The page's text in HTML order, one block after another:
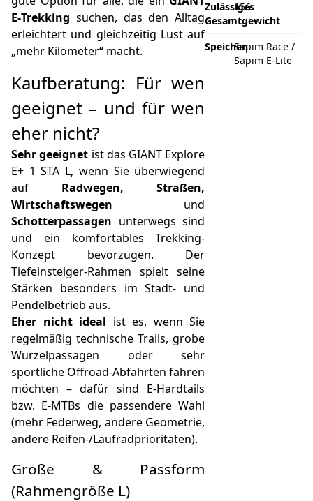
E‑Trekking suchen, das den Alltag
erleichtert und gleichzeitig Lust auf
„mehr Kilometer“ macht.
Kaufberatung: Für wen
geeignet – und für wen
eher nicht?
Sehr geeignet ist das GIANT Explore
E+ 1 STA L, wenn Sie überwiegend
auf Radwegen, Straßen,
Wirtschaftswegen und
Schotterpassagen unterwegs sind
und ein komfortables Trekking-
Konzept bevorzugen. Der
Tiefeinsteiger-Rahmen spielt seine
Stärken besonders im Stadt- und
Pendelbetrieb aus.
Eher nicht ideal ist es, wenn Sie
regelmäßig technische Trails, grobe
Wurzelpassagen oder sehr
sportliche Offroad-Abfahrten fahren
möchten – dafür sind E‑Hardtails
bzw. E‑MTBs die passendere Wahl
(mehr Federweg, andere Geometrie,
andere Reifen-/Laufradprioritäten).
Größe & Passform
(Rahmengröße L)
Zulässiges
Gesamtgewicht
156
SpeichenSapim Race /
Sapim E-Lite